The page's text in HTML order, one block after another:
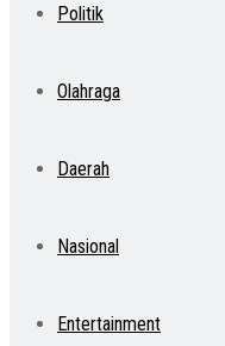
Politik
Olahraga
Daerah
Nasional
Entertainment